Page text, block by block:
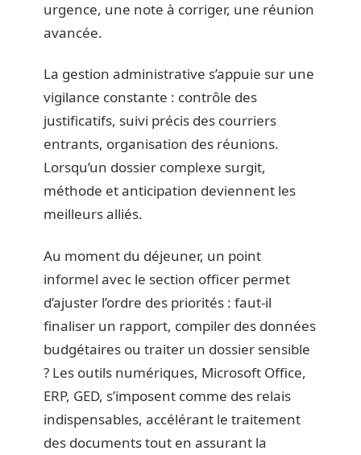
urgence, une note à corriger, une réunion
avancée.
La gestion administrative s’appuie sur une
vigilance constante : contrôle des
justificatifs, suivi précis des courriers
entrants, organisation des réunions.
Lorsqu’un dossier complexe surgit,
méthode et anticipation deviennent les
meilleurs alliés.
Au moment du déjeuner, un point
informel avec le section officer permet
d’ajuster l’ordre des priorités : faut-il
finaliser un rapport, compiler des données
budgétaires ou traiter un dossier sensible
? Les outils numériques, Microsoft Office,
ERP, GED, s’imposent comme des relais
indispensables, accélérant le traitement
des documents tout en assurant la